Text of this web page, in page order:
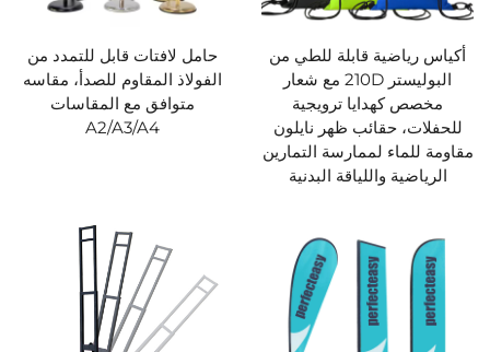
أكياس رياضية قابلة للطي من
البوليستر 210D مع شعار
مخصص كهدايا ترويجية
للحفلات، حقائب ظهر نايلون
مقاومة للماء لممارسة التمارين
الرياضية واللياقة البدنية
حامل لافتات قابل للتمدد من
الفولاذ المقاوم للصدأ، مقاسه
متوافق مع المقاسات
A2/A3/A4